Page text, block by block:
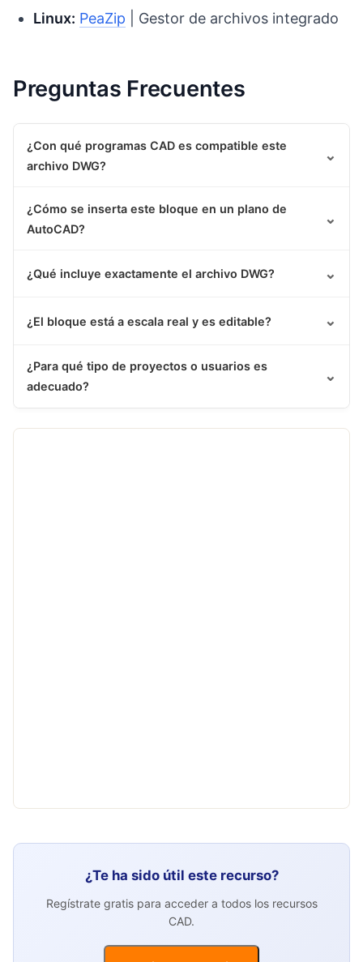
Linux: PeaZip | Gestor de archivos integrado
Preguntas Frecuentes
¿Con qué programas CAD es compatible este
archivo DWG?
⌄
¿Cómo se inserta este bloque en un plano de
AutoCAD?
⌄
¿Qué incluye exactamente el archivo DWG? ⌄
¿El bloque está a escala real y es editable? ⌄
¿Para qué tipo de proyectos o usuarios es
adecuado?
⌄
¿Te ha sido útil este recurso?
Regístrate gratis para acceder a todos los recursos
CAD.